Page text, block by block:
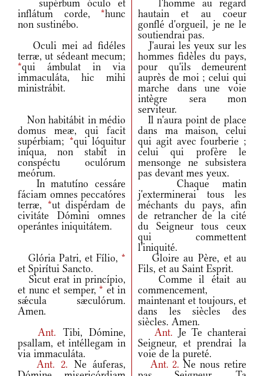
supérbum óculo et
inflátum corde, *hunc
non sustinébo.
l'homme au regard
hautain et au coeur
gonflé d'orgueil, je ne le
soutiendrai pas.
Oculi mei ad fidéles
terræ, ut sédeant mecum;
*qui ámbulat in via
immaculáta, hic mihi
ministrábit.
J'aurai les yeux sur les
hommes fidèles du pays,
pour qu'ils demeurent
auprès de moi ; celui qui
marche dans une voie
intègre sera mon
serviteur.
Non habitábit in médio
domus meæ, qui facit
supérbiam; *qui lóquitur
iníqua, non stabit in
conspéctu oculórum
meórum.
Il n'aura point de place
dans ma maison, celui
qui agit avec fourberie ;
celui qui profère le
mensonge ne subsistera
pas devant mes yeux.
In matutíno cessáre
fáciam omnes peccatóres
terræ, *ut dispérdam de
civitáte Dómini omnes
operántes iniquitátem.
Chaque matin
j'exterminerai tous les
méchants du pays, afin
de retrancher de la cité
du Seigneur tous ceux
qui commettent
l'iniquité.
Glória Patri, et Fílio, *
et Spirítui Sancto.
Gloire au Père, et au
Fils, et au Saint Esprit.
Sicut erat in princípio,
et nunc et semper, * et in
sǽcula sæculórum.
Amen.
Comme il était au
commencement,
maintenant et toujours, et
dans les siècles des
siècles. Amen.
Ant. Tibi, Dómine,
psallam, et intéllegam in
via immaculáta.
Ant. Je Te chanterai
Seigneur, et prendrai la
voie de la pureté.
Ant. 2. Ne áuferas,
Ant. 2. Ne nous retire